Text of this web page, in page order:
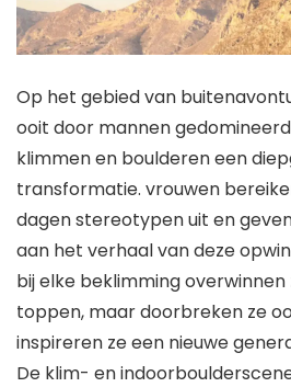
Op het gebied van
ooit door mannen
klimmen en boulderen een
transformatie. vrouwen
dagen stereotypen uit en
aan het verhaal van deze
bij elke beklimming
toppen, maar doorbreken ze
inspireren ze een nieuwe
De klim- en